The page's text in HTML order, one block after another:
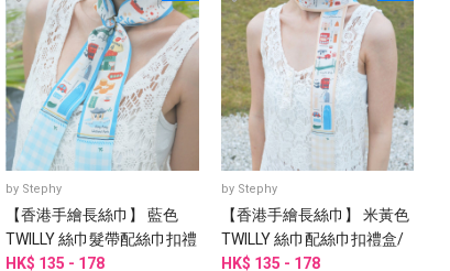
by Stephy
【香港手繪長絲巾】 藍色
TWILLY 絲巾髮帶配絲巾扣禮
盒/香港手信
HK$ 135 - 178
by Stephy
【香港手繪長絲巾】 米黃色
TWILLY 絲巾配絲巾扣禮盒/
香港禮品
HK$ 135 - 178